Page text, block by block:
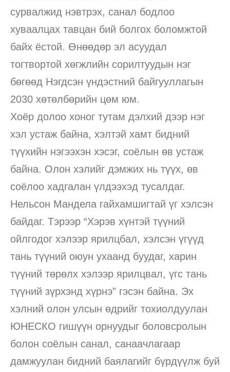
сурвалжид нэвтрэх, санал бодлоо
хуваалцах тавцан бий болгох боломжтой
байх ёстой. Өнөөдөр эл асуудал
тогтвортой хөгжлийн сорилтуудын нэг
бөгөөд Нэгдсэн үндэстний байгууллагын
2030 хөтөлбөрийн цөм юм.
Хоёр долоо хоног тутам дэлхий дээр нэг
хэл устаж байна, хэлтэй хамт бидний
түүхийн нэгээхэн хэсэг, соёлын өв устаж
байна. Олон хэлийг дэмжих нь түүх, өв
соёлоо хадгалан үлдээхэд тусалдаг.
Нельсон Мандела гайхамшигтай үг хэлсэн
байдаг. Тэрээр “Хэрэв хүнтэй түүний
ойлгодог хэлээр ярилцбал, хэлсэн үгүүд
тань түүний оюун ухаанд буудаг, харин
түүний төрөлх хэлээр ярилцвал, үгс тань
түүний зүрхэнд хүрнэ” гэсэн байна. Эх
хэлний олон улсын өдрийг тохиолдуулан
ЮНЕСКО гишүүн орнуудыг боловсролын
болон соёлын санал, санаачлагаар
дамжуулан бидний баялагийг бүрдүүлж буй